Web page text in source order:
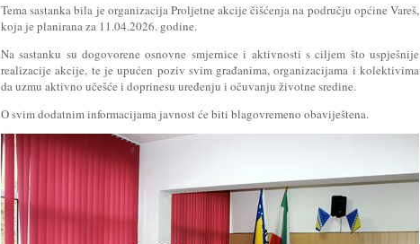
Tema sastanka bila je organizacija Proljetne akcije čišćenja na području općine Vareš,
koja je planirana za 11.04.2026. godine.
Na sastanku su dogovorene osnovne smjernice i aktivnosti s ciljem što uspješnije
realizacije akcije, te je upućen poziv svim građanima, organizacijama i kolektivima
da uzmu aktivno učešće i doprinesu uređenju i očuvanju životne sredine.
O svim dodatnim informacijama javnost će biti blagovremeno obaviještena.